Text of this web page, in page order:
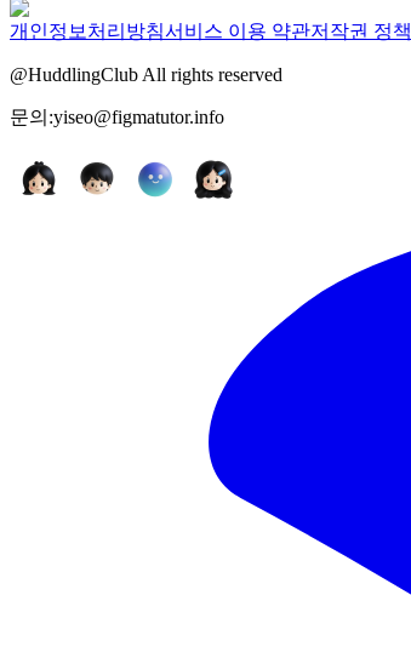
개인정보처리방침서비스 이용 약관저작권 정책
@HuddlingClub All rights reserved
문의:yiseo@figmatutor.info